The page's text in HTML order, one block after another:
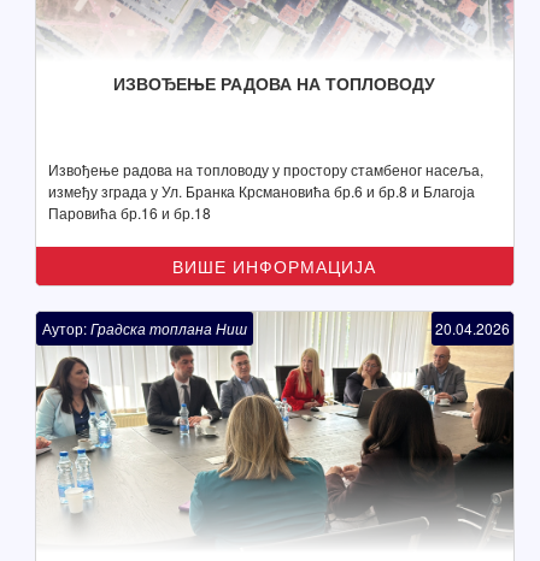
ИЗВОЂЕЊЕ РАДОВА НА ТОПЛОВОДУ
Извођење радова на топловоду у простору стамбеног насеља,
између зграда у Ул. Бранка Крсмановића бр.6 и бр.8 и Благоја
Паровића бр.16 и бр.18
ВИШЕ ИНФОРМАЦИЈА
Аутор:Градска топлана Ниш 20.04.2026